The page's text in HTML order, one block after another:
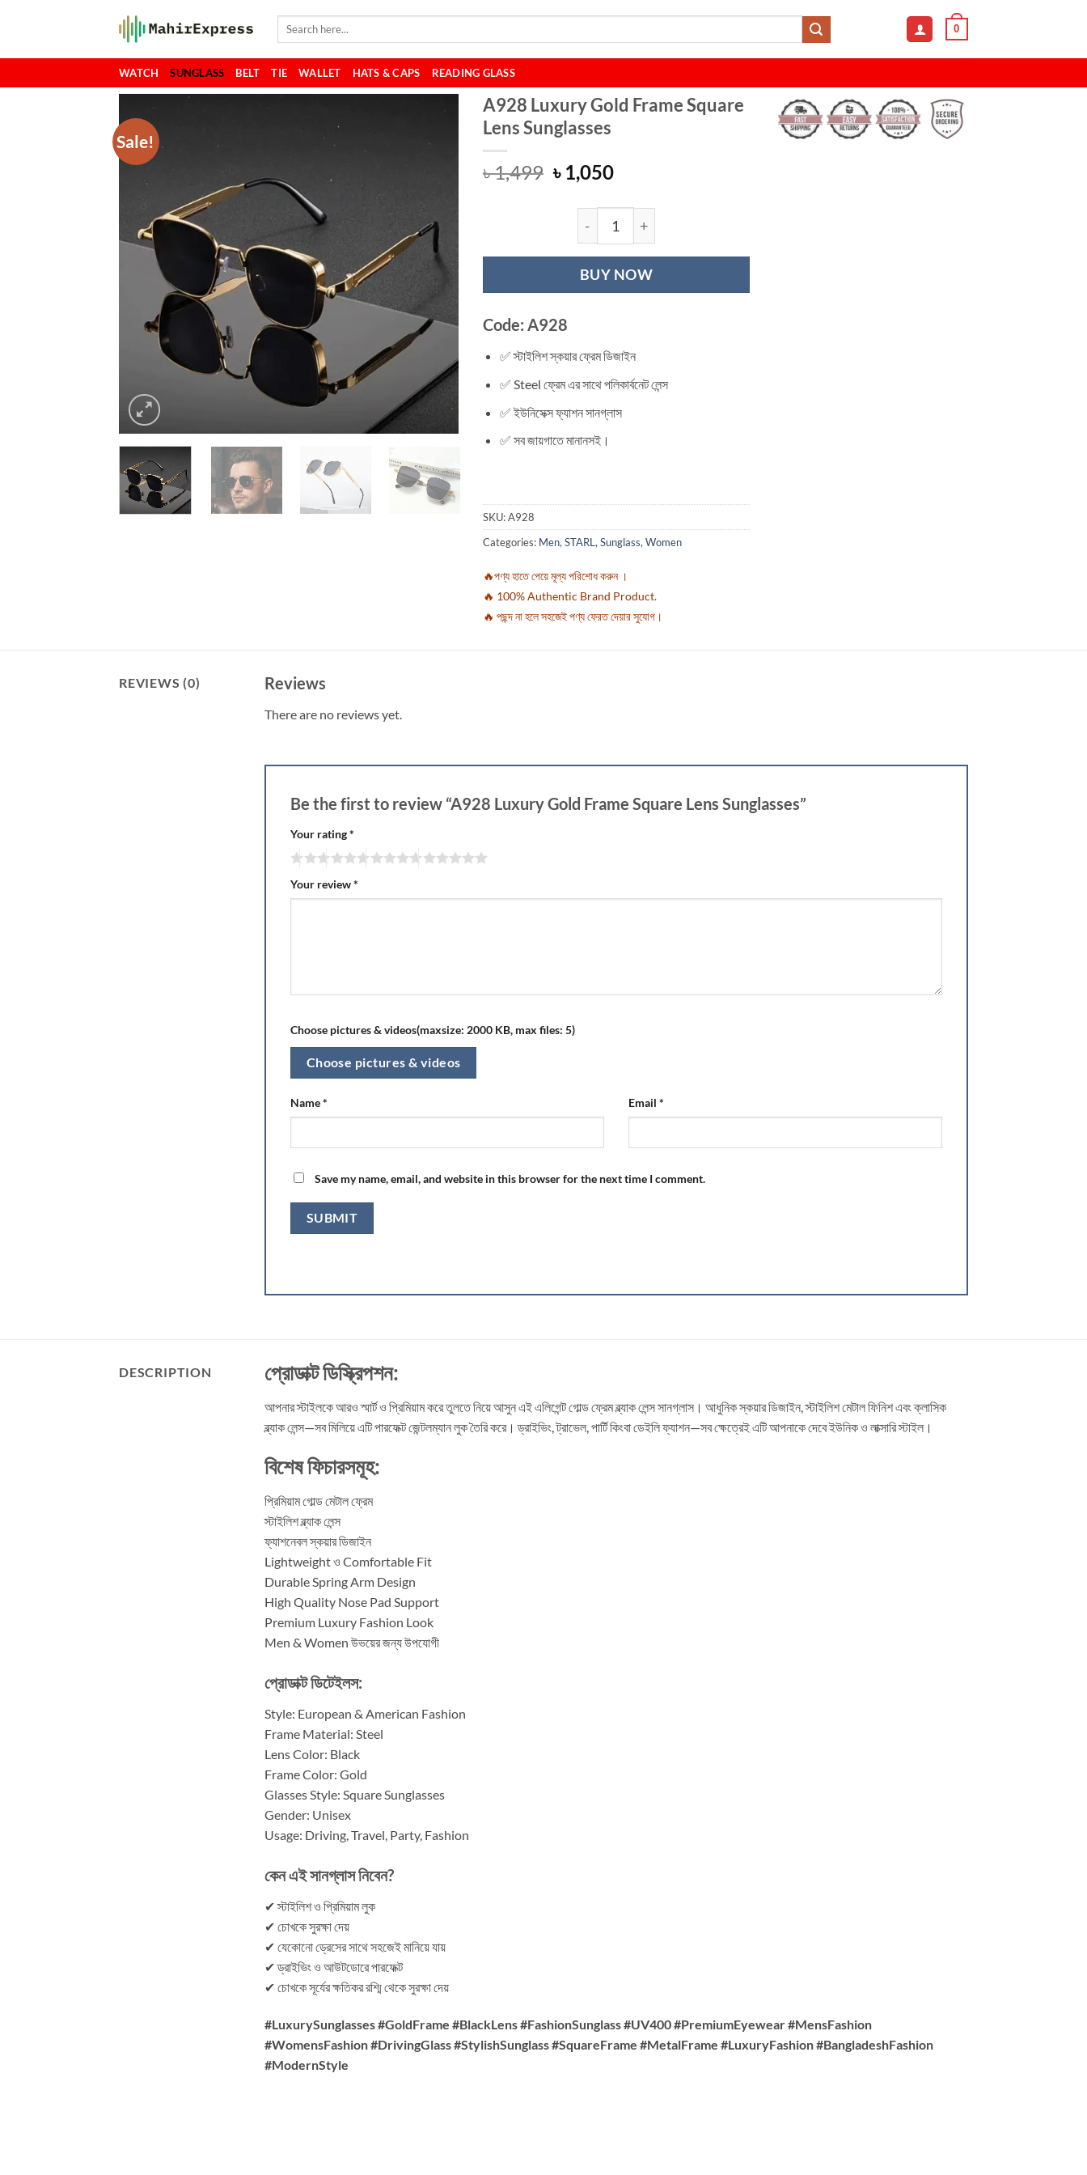
Search
0
WATCH SUNGLASS BELT TIE WALLET HATS & CAPS READING GLASS
Sale!
A928 Luxury Gold Frame Square
Lens Sunglasses
৳1,499 Original
price
was:
৳ 1,499.
৳ 1,050Current
is:
৳ 1,050.
A928 Luxury Gold Frame Square Lens Sunglasses quantity
BUY NOW
Code: A928
✅ স্টাইলিশ স্কয়ার ফ্রেম ডিজাইন
✅ Steel ফ্রেম এর সাথে পলিকার্বনেট লেন্স
✅ ইউনিসেক্স ফ্যাশন সানগ্লাস
✅ সব জায়গাতে মানানসই।
SKU:A928
Categories: Men, STARL , Sunglass, Women
🔥পণ্য হাতে পেয়ে মূল্য পরিশোধ করুন ।
🔥 100% Authentic Brand Product.
🔥 পছন্দ না হলে সহজেই পণ্য ফেরত দেয়ার সুযোগ।
REVIEWS (0) Reviews
There are no reviews yet.
Be the first to review “A928 Luxury Gold Frame Square Lens Sunglasses”
Your rating*
Your review*
Choose pictures & videos(maxsize: 2000 KB, max files: 5)
Choose pictures & videos
Name* Email *
Save my name, email, and website in this browser for the next time I comment.
DESCRIPTION প্রোডাক্ট ডিস্ক্রিপশন:
আপনার স্টাইলকে আরও স্মার্ট ও প্রিমিয়াম করে তুলতে নিয়ে আসুন এই এলিগেন্ট গোল্ড ফ্রেম ব্ল্যাক লেন্স সানগ্লাস। আধুনিক স্কয়ার ডিজাইন, স্টাইলিশ মেটাল ফিনিশ এবং ক্লাসিক
ব্ল্যাক লেন্স—সব মিলিয়ে এটি পারফেক্ট জেন্টলম্যান লুক তৈরি করে। ড্রাইভিং, ট্রাভেল, পার্টি কিংবা ডেইলি ফ্যাশন—সব ক্ষেত্রেই এটি আপনাকে দেবে ইউনিক ও লাক্সারি স্টাইল।
বিশেষ ফিচারসমূহ:
প্রিমিয়াম গোল্ড মেটাল ফ্রেম
স্টাইলিশ ব্ল্যাক লেন্স
ফ্যাশনেবল স্কয়ার ডিজাইন
Lightweight ও Comfortable Fit
Durable Spring Arm Design
High Quality Nose Pad Support
Premium Luxury Fashion Look
Men & Women উভয়ের জন্য উপযোগী
প্রোডাক্ট ডিটেইলস:
Style: European & American Fashion
Frame Material: Steel
Lens Color: Black
Frame Color: Gold
Glasses Style: Square Sunglasses
Gender: Unisex
Usage: Driving, Travel, Party, Fashion
কেন এই সানগ্লাস নিবেন?
✔ স্টাইলিশ ও প্রিমিয়াম লুক
✔ চোখকে সুরক্ষা দেয়
✔ যেকোনো ড্রেসের সাথে সহজেই মানিয়ে যায়
✔ ড্রাইভিং ও আউটডোরে পারফেক্ট
✔ চোখকে সূর্যের ক্ষতিকর রশ্মি থেকে সুরক্ষা দেয়
#LuxurySunglasses #GoldFrame #BlackLens #FashionSunglass #UV400 #PremiumEyewear #MensFashion
#WomensFashion #DrivingGlass #StylishSunglass #SquareFrame #MetalFrame #LuxuryFashion #BangladeshFashion
#ModernStyle